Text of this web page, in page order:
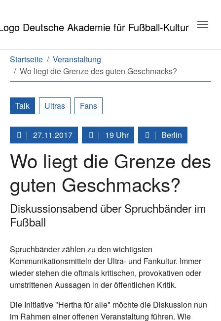
Sie sind hier:
Startseite
Veranstaltung
Wo liegt die Grenze des guten Geschmacks?
Talk Ultras Fans
27.11.2017 19 Uhr Berlin
Wo liegt die Grenze des
guten Geschmacks?
Diskussionsabend über Spruchbänder im
Fußball
Spruchbänder zählen zu den wichtigsten
Kommunikationsmitteln der Ultra- und Fankultur. Immer
wieder stehen die oftmals kritischen, provokativen oder
umstrittenen Aussagen in der öffentlichen Kritik.
Die Initiative "Hertha für alle" möchte die Diskussion nun
im Rahmen einer offenen Veranstaltung führen. Wie